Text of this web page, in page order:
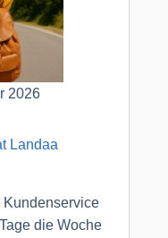
2026
Landaa
Kundenservice
die Woche